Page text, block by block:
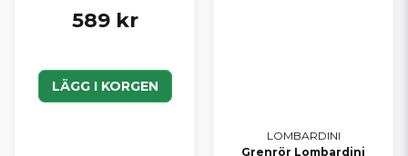
589 kr
LÄGG I KORGEN
LOMBARDINI
Grenrör Lombardini